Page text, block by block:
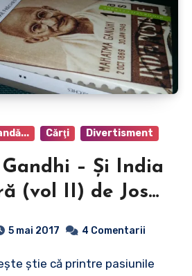
Cărţi Divertisment
Gandhi – Şi India
(vol II) de José
5 mai 2017 4 Comentarii